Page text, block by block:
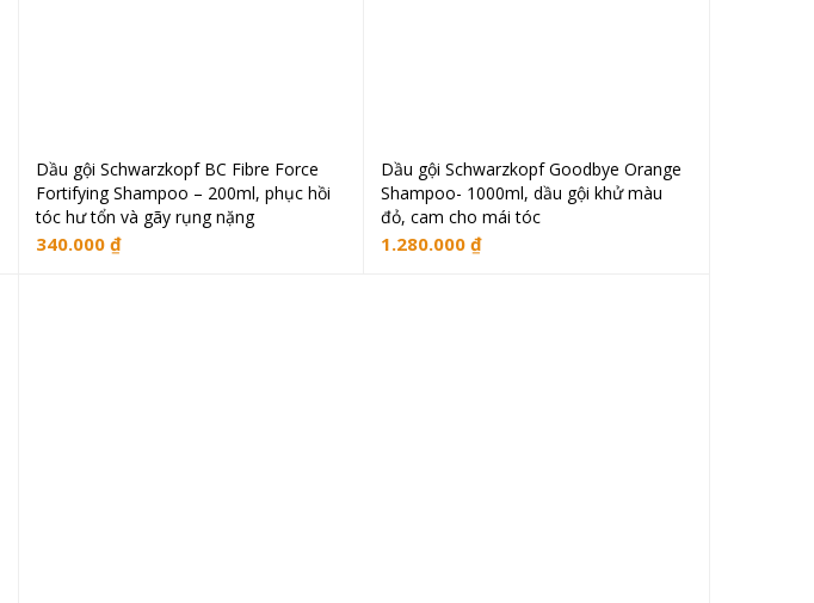
Đọc tiếp
Dầu gội Schwarzkopf BC Fibre Force
Fortifying Shampoo – 200ml, phục hồi
tóc hư tổn và gãy rụng nặng
340.000 ₫
Thêm vào giỏ hàng
Dầu gội Schwarzkopf Goodbye Orange
Shampoo- 1000ml, dầu gội khử màu
đỏ, cam cho mái tóc
1.280.000₫